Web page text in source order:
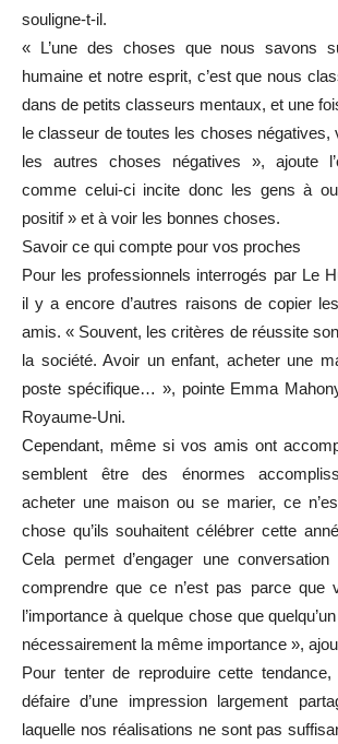
souligne-t-il.
« L’une des choses que nous savons
humaine et notre esprit, c’est que nous
dans de petits classeurs mentaux, et une
le classeur de toutes les choses négatives,
les autres choses négatives », ajoute
comme celui-ci incite donc les gens à
positif » et à voir les bonnes choses.
Savoir ce qui compte pour vos proches
Pour les professionnels interrogés par Le
il y a encore d’autres raisons de copier
amis. « Souvent, les critères de réussite
la société. Avoir un enfant, acheter une
poste spécifique… », pointe Emma
Royaume-Uni.
Cependant, même si vos amis ont
semblent être des énormes
acheter une maison ou se marier, ce
chose qu’ils souhaitent célébrer cette
Cela permet d’engager une
comprendre que ce n’est pas parce que
l’importance à quelque chose que
nécessairement la même importance »,
Pour tenter de reproduire cette
défaire d’une impression largement
laquelle nos réalisations ne sont pas